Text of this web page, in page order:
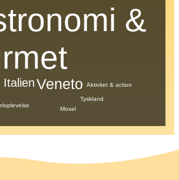
&
Veneto
Italien Aktivitet & action
Tyskland
Mosel